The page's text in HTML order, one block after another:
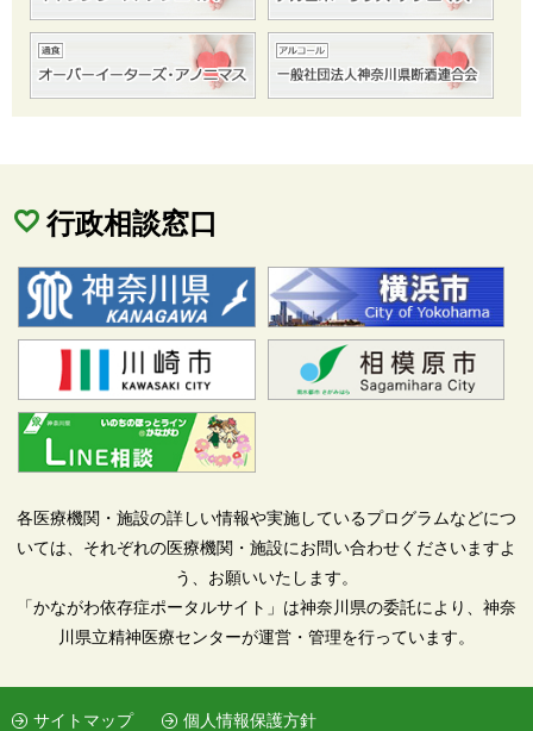
行政相談窓口
各医療機関・施設の詳しい情報や実施しているプログラムなどにつ
いては、それぞれの医療機関・施設にお問い合わせくださいますよ
う、お願いいたします。
「かながわ依存症ポータルサイト」は神奈川県の委託により、神奈
川県立精神医療センターが運営・管理を行っています。
サイトマップ 個人情報保護方針